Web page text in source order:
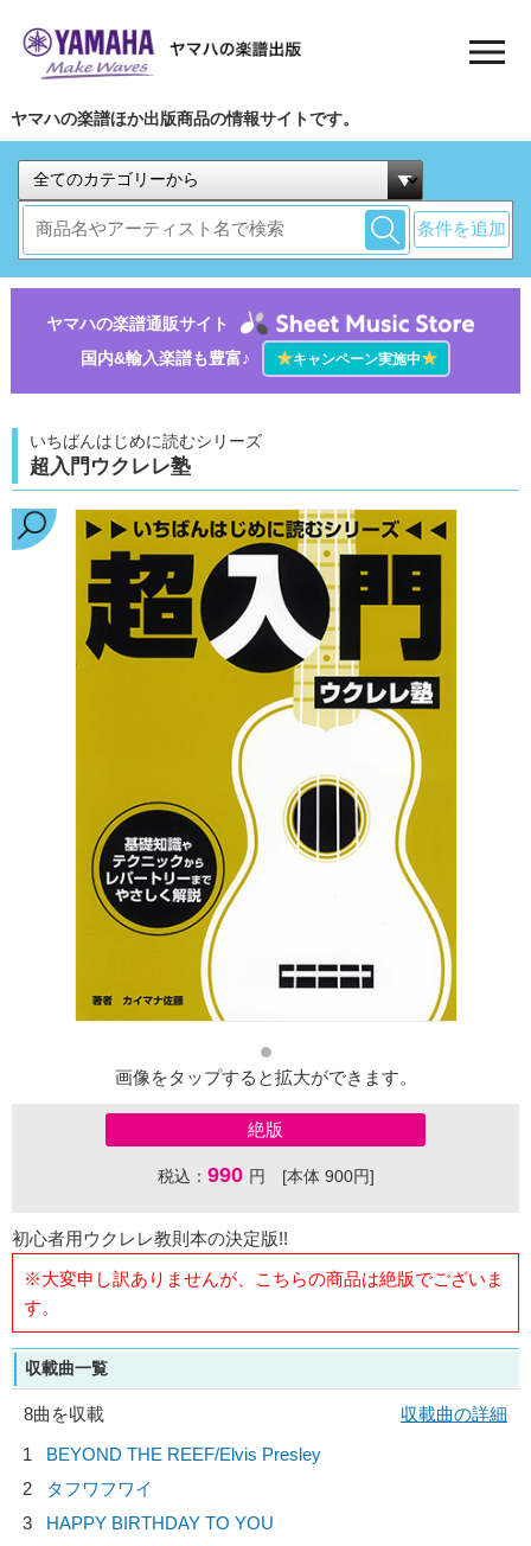
ヤマハの楽譜ほか出版商品の情報サイトです。
条件を追加
ヤマハの楽譜通販サイト
国内&輸入楽譜も豊富♪
★キャンペーン実施中★
いちばんはじめに読むシリーズ
超入門ウクレレ塾
画像をタップすると拡大ができます。
絶版
税込： 990 円 [本体 900円]
初心者用ウクレレ教則本の決定版!!
※大変申し訳ありませんが、こちらの商品は絶版でございま
す。
収載曲一覧
8曲を収載
収載曲の詳細
1
BEYOND THE REEF/Elvis Presley
2
タフワフワイ
3
HAPPY BIRTHDAY TO YOU